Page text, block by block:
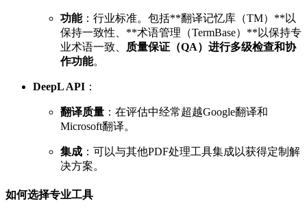
功能：行业标准。包括**翻译记忆库（TM）**以
保持一致性、**术语管理（TermBase）**以保持专
业术语一致、
质量保证（QA） 进行多级检查和协
作功能。
DeepL API ：
翻译质量 ：在评估中经常超越Google翻译和
Microsoft翻译。
集成 ：可以与其他PDF处理工具集成以获得定制解
决方案。
如何选择专业工具